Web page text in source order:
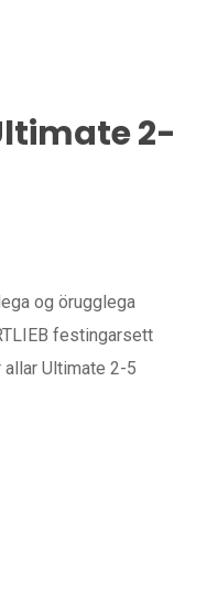
2-
og örugglega
festingarsett
Ultimate 2-5